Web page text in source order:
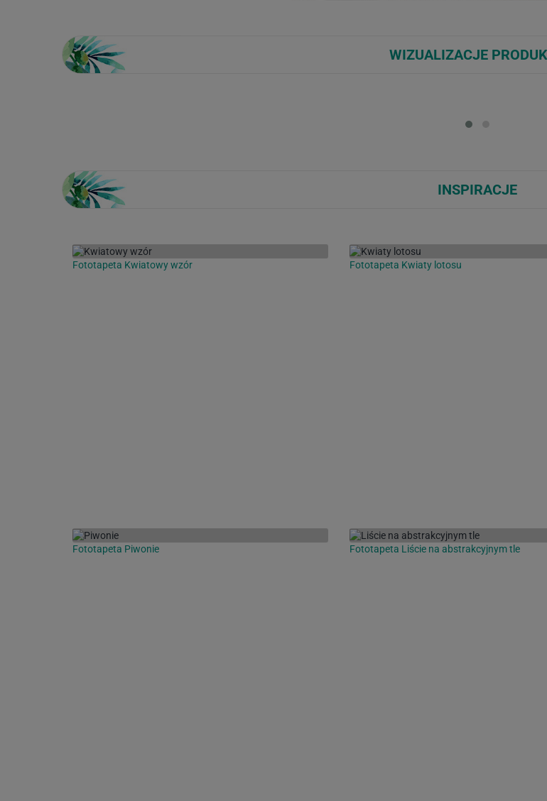
WIZUALIZACJE
INSPIRACJE
Fototapeta Kwiatowy wzór Fototapeta Kwiaty lotosu
Fototapeta Piwonie Fototapeta Liście na abstrakcyjnym tle